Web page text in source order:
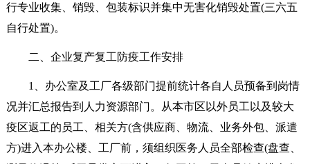
行专业收集、销毁、包装标识并集中无害化销毁处置(三六五
自行处置)。
二、企业复产复工防疫工作安排
1、办公室及工厂各级部门提前统计各自人员预备到岗情
况并汇总报告到人力资源部门。从本市区以外员工以及较大
疫区返工的员工、相关方(含供应商、物流、业务外包、派遣
方)进入本办公楼、工厂前，须组织医务人员全部检查(盘查、